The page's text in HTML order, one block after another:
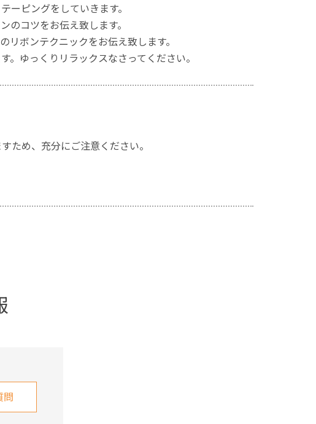
ーピングをしていきます。
のコツをお伝え致します。
リボンテクニックをお伝え致します。
。ゆっくりリラックスなさってください。
ため、充分にご注意ください。
問